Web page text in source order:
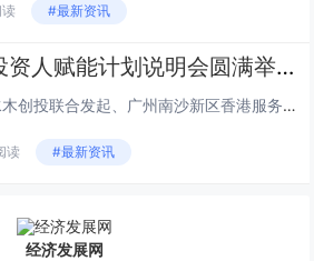
#最新资讯
香港家族新生代投资人赋能计划说明会圆满举行
由蝴蝶发展教育基金与水木创投联合发起、广州南沙新区香港服务中心支持的“香港家族新生代投资人赋能计划”说明会，于6月2日下...
读 #最新资讯
经济发展网